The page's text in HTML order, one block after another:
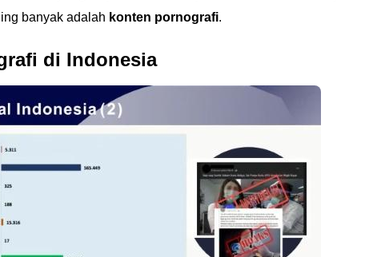
banyak adalah konten pornografi.
di Indonesia